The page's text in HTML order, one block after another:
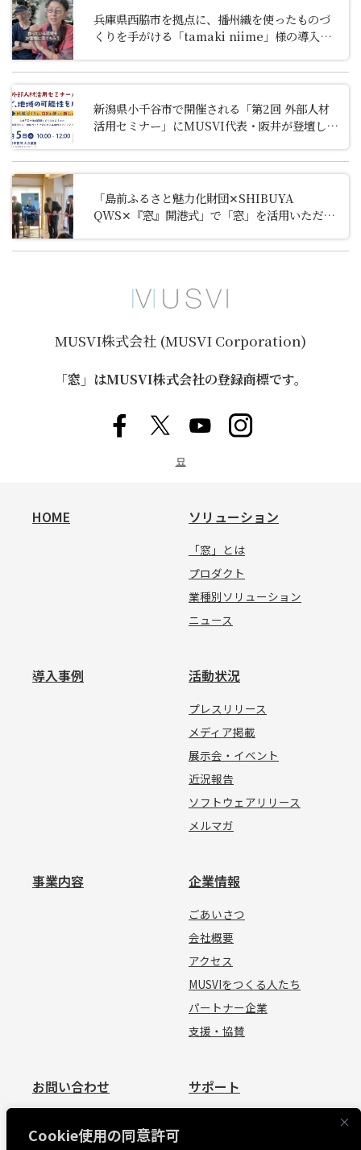
Cookie使用の同意許可
兵庫県西脇市を拠点に、播州織を使ったものづ
くりを手がける「tamaki niime」様の導入事
新潟県小千谷市で開催される「第2回 外部人材
活用セミナー」にMUSVI代表・阪井が登壇しま
「島前ふるさと魅力化財団✕SHIBUYA
QWS✕『窓』開港式」で「窓」を活用いただき
MUSVI株式会社 (MUSVI Corporation)
「窓」はMUSVI株式会社の登録商標です。
묘
HOME ソリューション
「窓」とは
プロダクト
業種別ソリューション
ニュース
導入事例 活動状況
プレスリリース
メディア掲載
展示会・イベント
近況報告
ソフトウェアリリース
メルマガ
事業内容 企業情報
ごあいさつ
会社概要
アクセス
MUSVIをつくる人たち
パートナー企業
支援・協賛
お問い合わせ
見積依頼
サポート